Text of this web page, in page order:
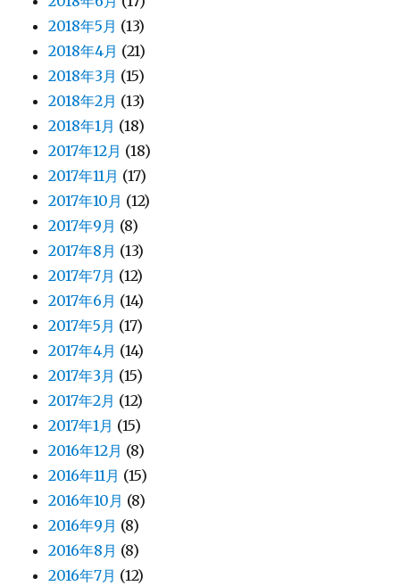
2018年5月 (13)
2018年4月 (21)
2018年3月 (15)
2018年2月 (13)
2018年1月 (18)
2017年12月 (18)
2017年11月 (17)
2017年10月 (12)
2017年9月 (8)
2017年8月 (13)
2017年7月 (12)
2017年6月 (14)
2017年5月 (17)
2017年4月 (14)
2017年3月 (15)
2017年2月 (12)
2017年1月 (15)
2016年12月 (8)
2016年11月 (15)
2016年10月 (8)
2016年9月 (8)
2016年8月 (8)
2016年7月 (12)